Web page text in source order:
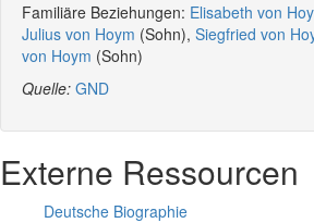
Familiäre Beziehungen: Elisabeth von
Julius von Hoym (Sohn), Siegfried von
von Hoym (Sohn)
Quelle: GND
Externe Ressourcen
Deutsche Biographie